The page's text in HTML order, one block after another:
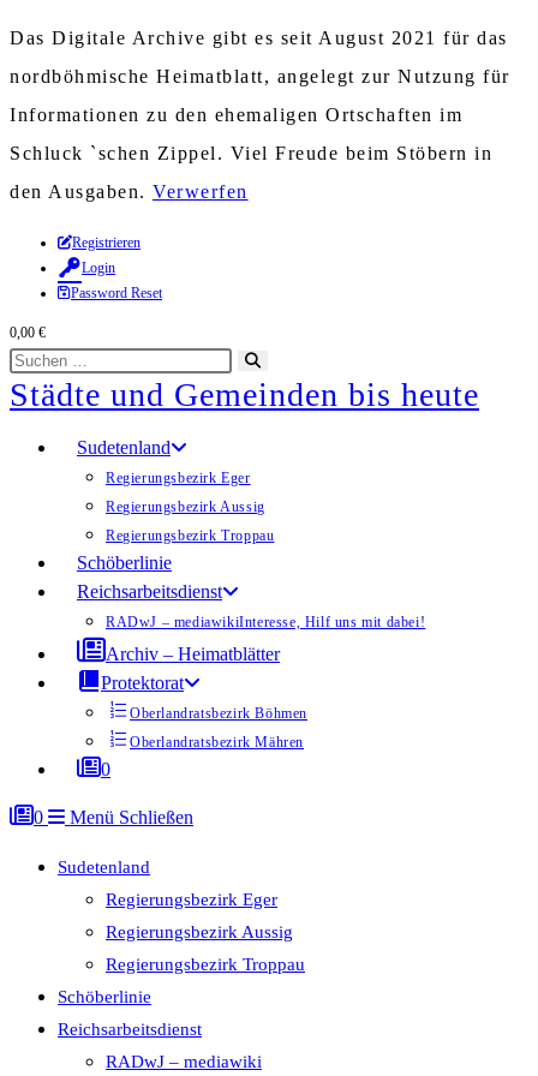
Das Digitale Archive gibt es seit August 2021 für das
nordböhmische Heimatblatt, angelegt zur Nutzung für
Informationen zu den ehemaligen Ortschaften im
Schluck `schen Zippel. Viel Freude beim Stöbern in
den Ausgaben. Verwerfen
Zum
Inhalt
springen
Registrieren
Login
Password Reset
0,00 €
Diese
Website
durchsuchen
starten
Städte und Gemeinden bis heute
Sudetenland
Regierungsbezirk Eger
Regierungsbezirk Aussig
Regierungsbezirk Troppau
Schöberlinie
Reichsarbeitsdienst
RADwJ – mediawikiInteresse, Hilf uns mit dabei!
Archiv – Heimatblätter
Protektorat
Oberlandratsbezirk Böhmen
Oberlandratsbezirk Mähren
0
0 Menü Schließen
Sudetenland
Regierungsbezirk Eger
Regierungsbezirk Aussig
Regierungsbezirk Troppau
Schöberlinie
Reichsarbeitsdienst
RADwJ – mediawiki